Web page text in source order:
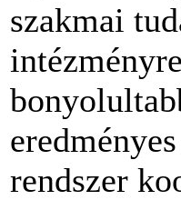
szakmai
rendszer